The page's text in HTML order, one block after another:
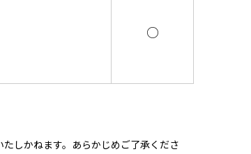
○
しかねます。あらかじめご了承くださ